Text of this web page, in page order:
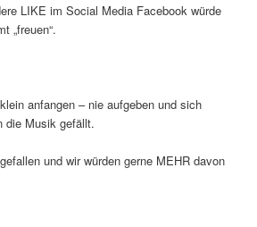
LIKE im Social Media Facebook würde
„freuen“.
anfangen – nie aufgeben und sich
die Musik gefällt.
und wir würden gerne MEHR davon